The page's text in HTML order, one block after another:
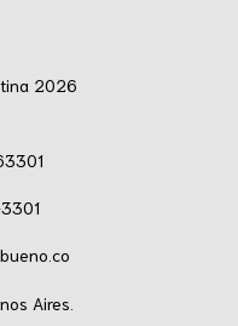
2026
Aires.